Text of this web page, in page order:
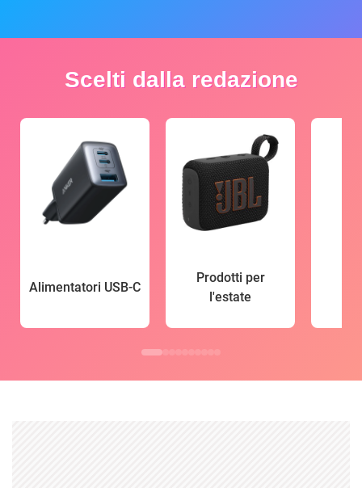
Scelti dalla redazione
Alimentatori USB-C
Prodotti per
l'estate